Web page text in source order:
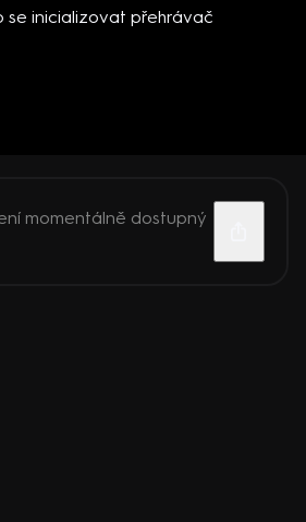
se inicializovat přehrávač
momentálně dostupný